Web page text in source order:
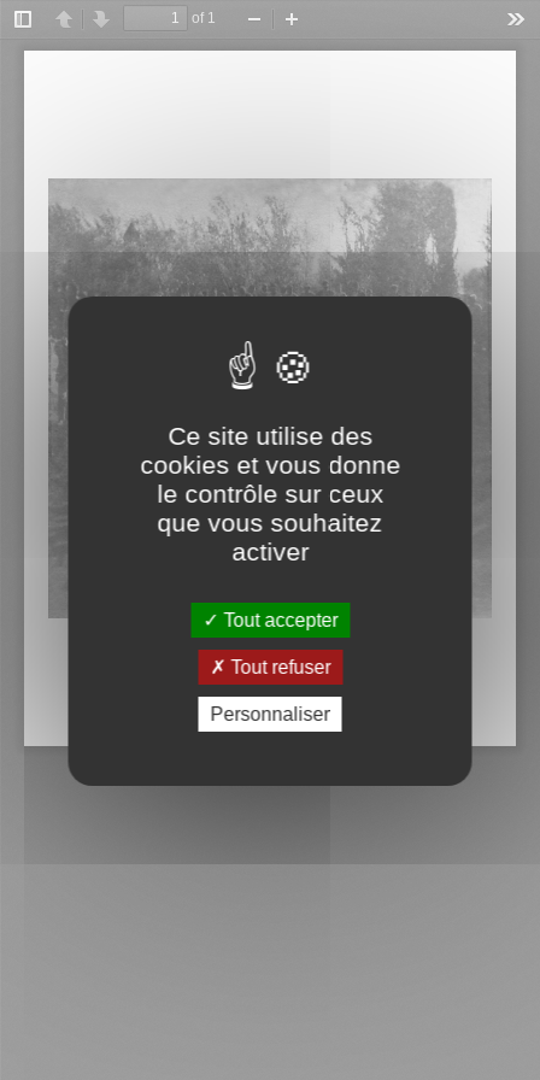
Panneau de gestion des cookies
Ce site utilise des
cookies et vous donne
le contrôle sur ceux
que vous souhaitez
activer
Tout accepter
Tout refuser
Personnaliser